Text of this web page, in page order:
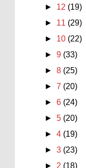
► 12 (19)
► 11 (29)
► 10 (22)
►9 (33)
►8 (25)
►7 (20)
►6 (24)
►5 (20)
►4 (19)
►3 (23)
► 2 (18)